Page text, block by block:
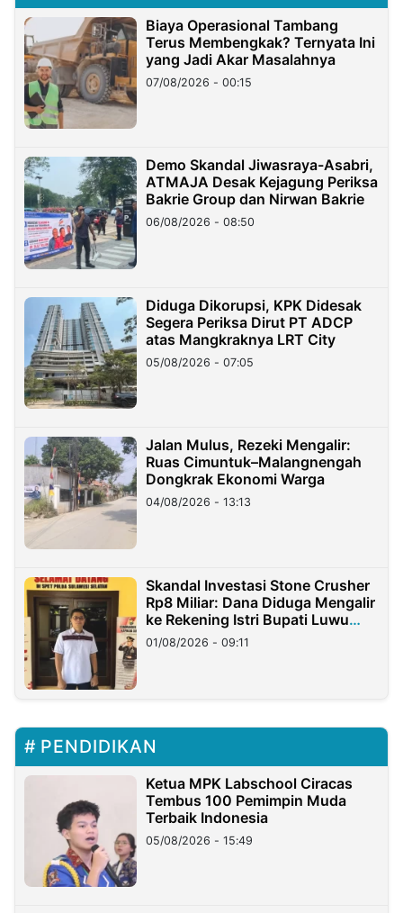
Biaya Operasional Tambang
Terus Membengkak? Ternyata Ini
yang Jadi Akar Masalahnya
07/08/2026 - 00:15
Demo Skandal Jiwasraya-Asabri,
ATMAJA Desak Kejagung Periksa
Bakrie Group dan Nirwan Bakrie
06/08/2026 - 08:50
Diduga Dikorupsi, KPK Didesak
Segera Periksa Dirut PT ADCP
atas Mangkraknya LRT City
05/08/2026 - 07:05
Jalan Mulus, Rezeki Mengalir:
Ruas Cimuntuk–Malangnengah
Dongkrak Ekonomi Warga
04/08/2026 - 13:13
Skandal Investasi Stone Crusher
Rp8 Miliar: Dana Diduga Mengalir
ke Rekening Istri Bupati Luwu
Timur
01/08/2026 - 09:11
PENDIDIKAN
Ketua MPK Labschool Ciracas
Tembus 100 Pemimpin Muda
Terbaik Indonesia
05/08/2026 - 15:49